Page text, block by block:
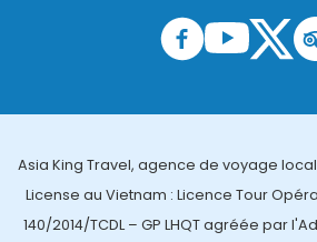
Asia King Travel, agence de voyage
License au Vietnam : Licence Tour
140/2014/TCDL – GP LHQT agréée par